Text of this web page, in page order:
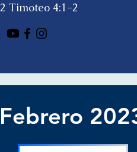
2 Timoteo 4:1-2
Febrero